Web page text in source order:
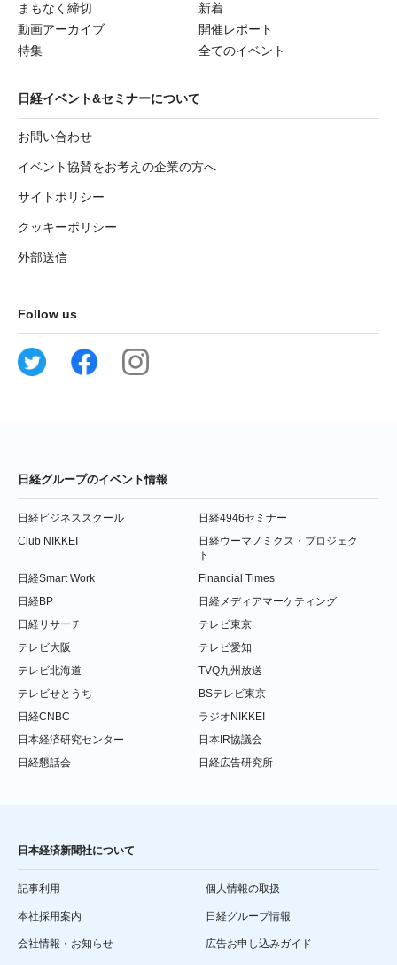
まもなく締切
新着
動画アーカイブ
開催レポート
特集
全てのイベント
日経イベント&セミナーについて
お問い合わせ
イベント協賛をお考えの企業の方へ
サイトポリシー
クッキーポリシー
外部送信
Follow us
日経グループのイベント情報
日経ビジネススクール
日経4946セミナー
Club NIKKEI
日経ウーマノミクス・プロジェク
ト
日経Smart Work
Financial Times
日経BP
日経メディアマーケティング
日経リサーチ
テレビ東京
テレビ大阪
テレビ愛知
テレビ北海道
TVQ九州放送
テレビせとうち
BSテレビ東京
日経CNBC
ラジオNIKKEI
日本経済研究センター
日本IR協議会
日経懇話会
日経広告研究所
日本経済新聞社について
記事利用 個人情報の取扱
本社採用案内 日経グループ情報
会社情報・お知らせ 広告お申し込みガイド